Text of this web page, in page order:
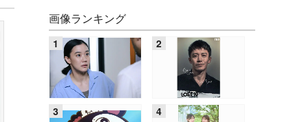
画像ランキング